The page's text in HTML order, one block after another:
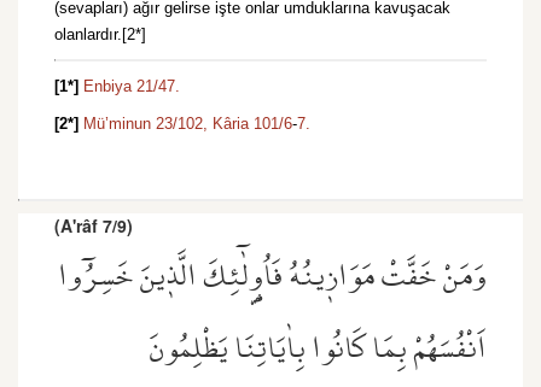
(sevapları) ağır gelirse işte onlar umduklarına kavuşacak
olanlardır.[2*]
[1*] Enbiya 21/47.
[2*] Mü’minun 23/102, Kâria 101/6-7.
(A'râf 7/9)
وَمَنْ خَفَّتْ مَوَاز۪ينُهُ فَاُو۬لٰٓئِكَ الَّذ۪ينَ خَسِرُٓوا
اَنْفُسَهُمْ بِمَا كَانُوا بِاٰيَاتِنَا يَظْلِمُونَ